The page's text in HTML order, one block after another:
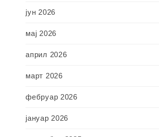
јун 2026
мај 2026
април 2026
март 2026
фебруар 2026
јануар 2026